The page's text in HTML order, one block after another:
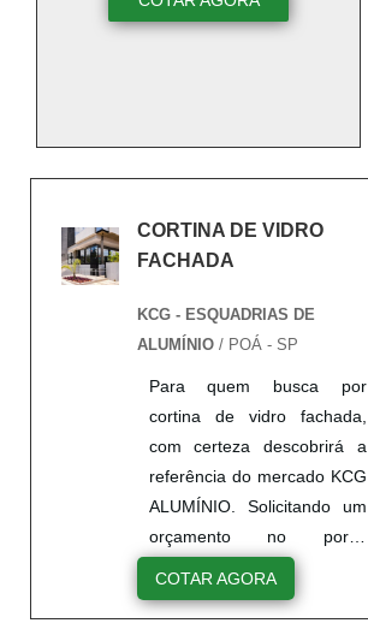
CORTINA DE VIDRO
FACHADA
KCG - ESQUADRIAS DE
ALUMÍNIO / POÁ - SP
Para quem busca por
cortina de vidro fachada,
com certeza descobrirá a
referência do mercado KCG
ALUMÍNIO. Solicitando um
orçamento no portal
Soluções Industriais e
encontrando a líder do
COTAR AGORA